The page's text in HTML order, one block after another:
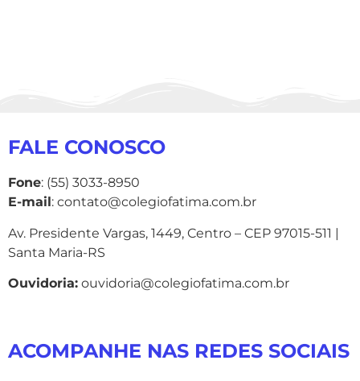
FALE CONOSCO
Fone: (55) 3033-8950
E-mail: contato@colegiofatima.com.br
Av. Presidente Vargas, 1449, Centro – CEP 97015-511 |
Santa Maria-RS
Ouvidoria: ouvidoria@colegiofatima.com.br
ACOMPANHE NAS REDES SOCIAIS